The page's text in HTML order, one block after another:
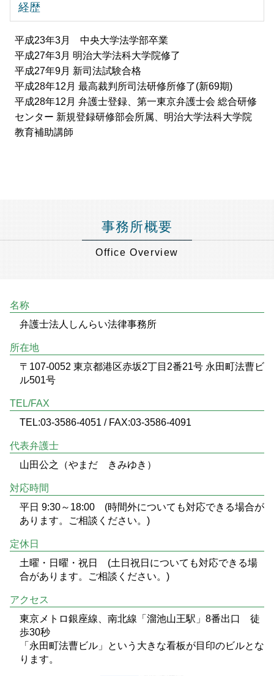
経歴
平成23年3月 中央大学法学部卒業
平成27年3月 明治大学法科大学院修了
平成27年9月 新司法試験合格
平成28年12月 最高裁判所司法研修所修了(新69期)
平成28年12月 弁護士登録、第一東京弁護士会 総合研修
センター 新規登録研修部会所属、明治大学法科大学院
教育補助講師
事務所概要
Office Overview
名称
弁護士法人しんらい法律事務所
所在地
〒107-0052 東京都港区赤坂2丁目2番21号 永田町法曹ビ
ル501号
TEL/FAX
TEL:03-3586-4051 / FAX:03-3586-4091
代表弁護士
山田公之（やまだ きみゆき）
対応時間
平日 9:30～18:00 (時間外についても対応できる場合が
あります。ご相談ください。)
定休日
土曜・日曜・祝日 (土日祝日についても対応できる場
合があります。ご相談ください。)
アクセス
東京メトロ銀座線、南北線「溜池山王駅」8番出口 徒
歩30秒
「永田町法曹ビル」という大きな看板が目印のビルとな
ります。